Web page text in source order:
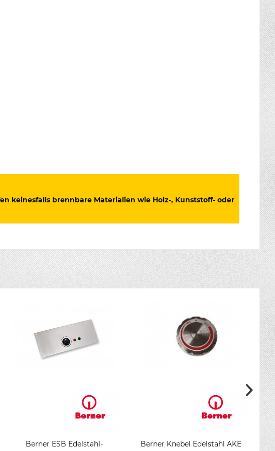
keinesfalls brennbare Materialien wie Holz-, Kunststoff- oder
Berner ESB Edelstahl-
Berner Knebel Edelstahl AKE